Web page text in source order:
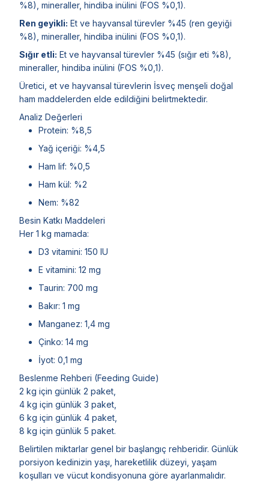
%8), mineraller, hindiba inülini (FOS %0,1).
Ren geyikli: Et ve hayvansal türevler %45 (ren geyiği
%8), mineraller, hindiba inülini (FOS %0,1).
Sığır etli: Et ve hayvansal türevler %45 (sığır eti %8),
mineraller, hindiba inülini (FOS %0,1).
Üretici, et ve hayvansal türevlerin İsveç menşeli doğal
ham maddelerden elde edildiğini belirtmektedir.
Analiz Değerleri
Protein: %8,5
Yağ içeriği: %4,5
Ham lif: %0,5
Ham kül: %2
Nem: %82
Besin Katkı Maddeleri
Her 1 kg mamada:
D3 vitamini: 150 IU
E vitamini: 12 mg
Taurin: 700 mg
Bakır: 1 mg
Manganez: 1,4 mg
Çinko: 14 mg
İyot: 0,1 mg
Beslenme Rehberi (Feeding Guide)
2 kg için günlük 2 paket,
4 kg için günlük 3 paket,
6 kg için günlük 4 paket,
8 kg için günlük 5 paket.
Belirtilen miktarlar genel bir başlangıç rehberidir. Günlük
porsiyon kedinizin yaşı, hareketlilik düzeyi, yaşam
koşulları ve vücut kondisyonuna göre ayarlanmalıdır.